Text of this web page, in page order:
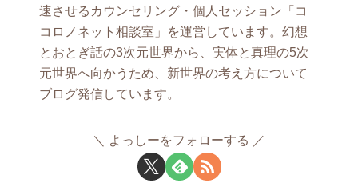
速させるカウンセリング・個人セッション「コ
コロノネット相談室」を運営しています。幻想
とおとぎ話の3次元世界から、実体と真理の5次
元世界へ向かうため、新世界の考え方について
ブログ発信しています。
よっしーをフォローする